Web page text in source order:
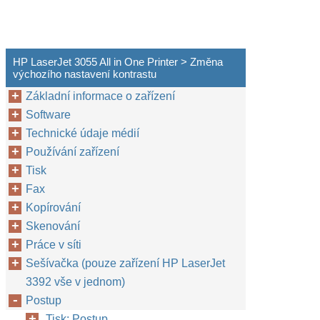
HP LaserJet 3055 All in One Printer > Změna
výchozího nastavení kontrastu
Základní informace o zařízení
Software
Technické údaje médií
Používání zařízení
Tisk
Fax
Kopírování
Skenování
Práce v síti
Sešívačka (pouze zařízení HP LaserJet
3392 vše v jednom)
Postup